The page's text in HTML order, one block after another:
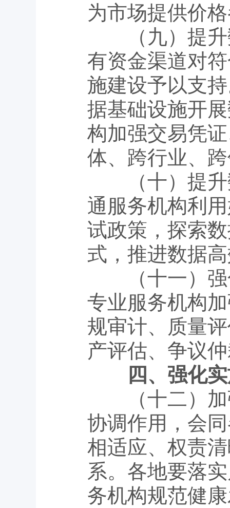
为市场提供价
（九）提升
有资金渠道对
施建设予以支
据基础设施开
构加强交易凭
体、跨行业、
（十）提升
通服务机构利
试政策，探索
式，推进数据
（十一）强
专业服务机构
规审计、质量
产评估、争议
四、强化
（十二）加
协调作用，会
相适应、权责
系。各地要落
务机构规范健